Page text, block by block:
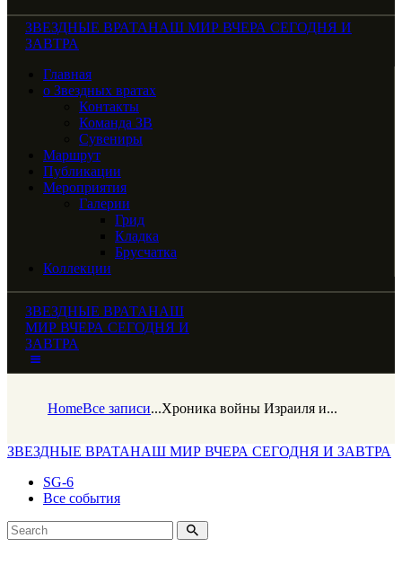
ЗВЕЗДНЫЕ ВРАТАНАШ МИР ВЧЕРА СЕГОДНЯ И
ЗАВТРА
Главная
о Звездных вратах
Контакты
Команда ЗВ
Сувениры
Маршрут
Публикации
Мероприятия
Галерии
Грид
Кладка
Брусчатка
Коллекции
ЗВЕЗДНЫЕ ВРАТАНАШ
МИР ВЧЕРА СЕГОДНЯ И
ЗАВТРА
HomeВсе записи...Хроника войны Израиля и...
ЗВЕЗДНЫЕ ВРАТАНАШ МИР ВЧЕРА СЕГОДНЯ И ЗАВТРА
SG-6
Все события